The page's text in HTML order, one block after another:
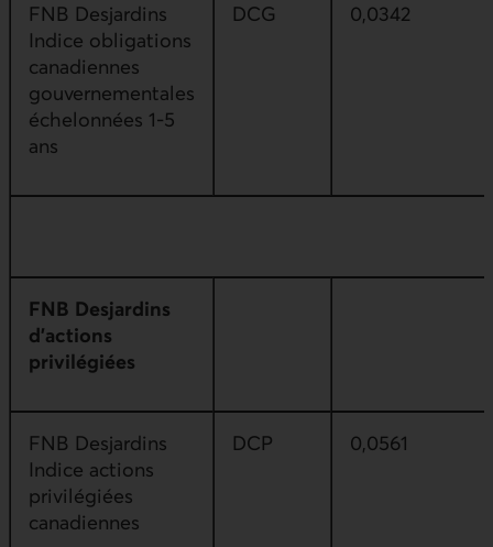
FNB Desjardins
Indice obligations
canadiennes
gouvernementales
échelonnées 1-5
ans
DCG 0,0342
FNB Desjardins
d’actions
privilégiées
FNB Desjardins
Indice actions
privilégiées
canadiennes
DCP 0,0561